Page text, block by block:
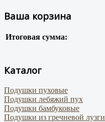
Ваша корзина
Итоговая сумма:
Каталог
Подушки пуховые
Подушки лебяжий пух
Подушки бамбуковые
Подушки из гречневой лузги